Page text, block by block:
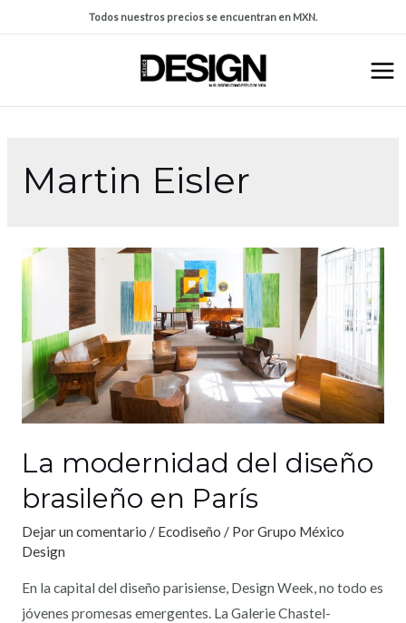
Todos nuestros precios se encuentran en MXN.
Martin Eisler
La modernidad del diseño
brasileño en París
Dejar un comentario / Ecodiseño / PorGrupo México
Design
En la capital del diseño parisiense, Design Week, no todo es
jóvenes promesas emergentes. La Galerie Chastel-